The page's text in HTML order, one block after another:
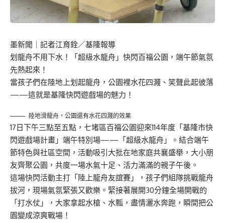
墨新聞 ｜記者江育銓／基隆報導
划龍舟不用下水！「超級水龍舟」快閃百福公園，端午節氣氛
先熱起來！
當孩子們在陸地上划起龍舟，公園裡水花四濺、笑聲此起彼落
——這就是基隆快閃遊戲場的魅力！
陸地滑龍舟，公園還有水花四濺的效果
17日下午三點至五點，七堵區百福公園迎來114年度「基隆市快
閃遊戲場計畫」端午特別場——「超級水龍舟」。結合端午
節特色與社區空間，活動吸引大批在地家庭共襄盛舉，大小朋
友齊聚公園，共度一場水氣十足、活力滿滿的親子午後。
這場快閃活動主打「陸上龍舟友誼賽」，孩子們組隊挑戰龍舟
拔河，現場氣氛緊張又歡樂。緊接著展開30分鐘全場開戰的
「打水仗」，大家拿起水槍、水瓢，盡情灑水奔跑，瞬間把公
園變成涼爽戰場！